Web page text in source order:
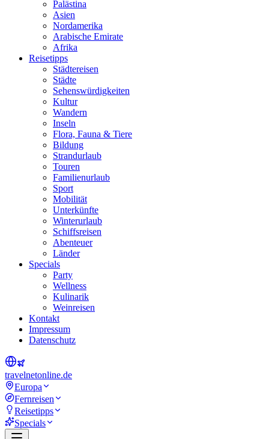
Palästina
Asien
Nordamerika
Arabische Emirate
Afrika
Reisetipps
Städtereisen
Städte
Sehenswürdigkeiten
Kultur
Wandern
Inseln
Flora, Fauna & Tiere
Bildung
Strandurlaub
Touren
Familienurlaub
Sport
Mobilität
Unterkünfte
Winterurlaub
Schiffsreisen
Abenteuer
Länder
Specials
Party
Wellness
Kulinarik
Weinreisen
Kontakt
Impressum
Datenschutz
travelnetonline.de
Europa
Fernreisen
Reisetipps
Specials